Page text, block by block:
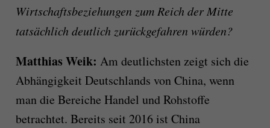
Wirtschaftsbeziehungen zum Reich der Mitte
tatsächlich deutlich zurückgefahren würden?
Matthias Weik: Am deutlichsten zeigt sich die
Abhängigkeit Deutschlands von China, wenn
man die Bereiche Handel und Rohstoffe
betrachtet. Bereits seit 2016 ist China